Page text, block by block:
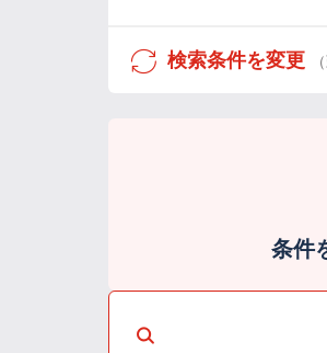
検索条件を変更
条件